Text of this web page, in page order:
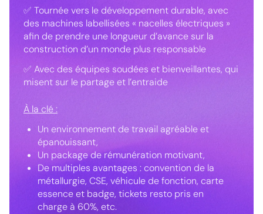
✅ Tournée vers le développement durable, avec
des machines labellisées « nacelles électriques »
afin de prendre une longueur d’avance sur la
construction d’un monde plus responsable
✅ Avec des équipes soudées et bienveillantes, qui
misent sur le partage et l’entraide
À la clé :
Un environnement de travail agréable et
épanouissant,
Un package de rémunération motivant,
De multiples avantages : convention de la
métallurgie, CSE, véhicule de fonction, carte
essence et badge, tickets resto pris en
charge à 60%, etc.